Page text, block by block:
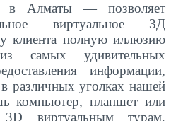
в Алматы — позволяет
виртуальное 3Д
клиента полную иллюзию
самых удивительных
информации,
различных уголках нашей
компьютер, планшет или
3D виртуальным турам,